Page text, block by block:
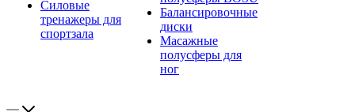
Силовые
тренажеры для
спортзала
Балансировочные
диски
Масажные
полусферы для
ног